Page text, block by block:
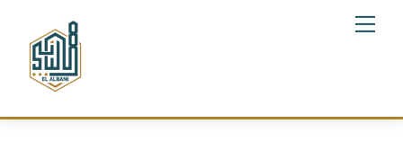
content